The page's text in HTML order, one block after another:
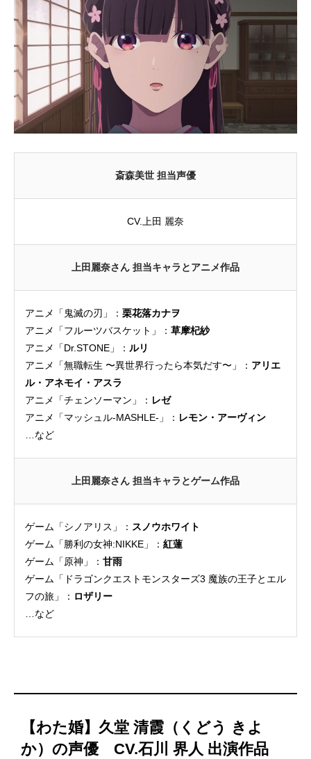
斎森美世 担当声優
CV.上田 麗奈
上田麗奈さん 担当キャラとアニメ作品
アニメ「鬼滅の刃」： 栗花落カナヲ
アニメ「フルーツバスケット」： 草摩杞紗
アニメ「Dr.STONE」： ルリ
アニメ「無職転生 〜異世界行ったら本気だす〜」： アリエ
ル・アネモイ・アスラ
アニメ「チェンソーマン」： レゼ
アニメ「マッシュル-MASHLE-」： レモン・アーヴィン
…など
上田麗奈さん 担当キャラとゲーム作品
ゲーム「シノアリス」： スノウホワイト
ゲーム「勝利の女神:NIKKE」： 紅蓮
ゲーム「原神」： 甘雨
ゲーム「ドラゴンクエストモンスターズ3 魔族の王子とエル
フの旅」： ロザリー
…など
【わた婚】久堂 清霞（くどう きよ
か）の声優 CV.石川 界人 出演作品